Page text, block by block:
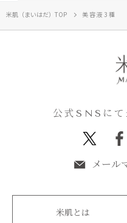
米肌（まいはだ）TOP 美容液3種
公式SNSに
メール
米肌とは